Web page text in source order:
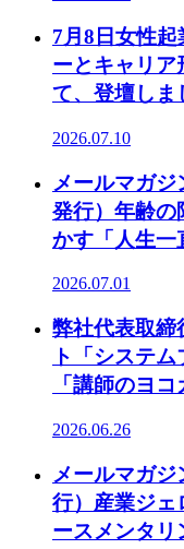
7月8日女性
ーとキャリア
て、登壇しま
2026.07.10
メールマガジ
発行）年齢の
かす「人生一
2026.07.01
弊社代表取締
ト「システ
「講師のヨ
2026.06.26
メールマガジ
行）産業ジェ
ースメンタリ